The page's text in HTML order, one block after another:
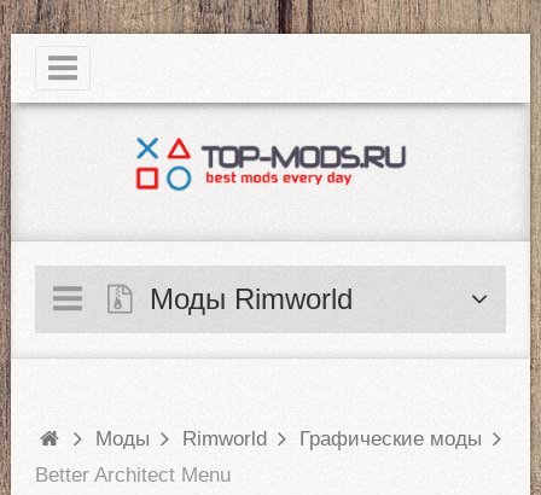
|
Моды Rimworld
Моды Rimworld
Графические моды
Better Architect Menu